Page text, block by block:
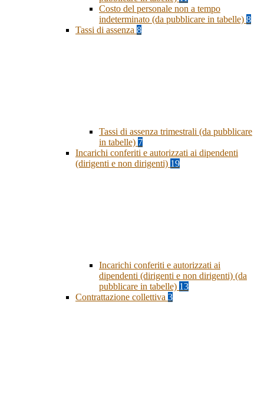
Costo del personale non a tempo
indeterminato (da pubblicare in tabelle) 8
Tassi di assenza 8
Tassi di assenza trimestrali (da pubblicare
in tabelle) 7
Incarichi conferiti e autorizzati ai dipendenti
(dirigenti e non dirigenti) 19
Incarichi conferiti e autorizzati ai
dipendenti (dirigenti e non dirigenti) (da
pubblicare in tabelle) 13
Contrattazione collettiva 3